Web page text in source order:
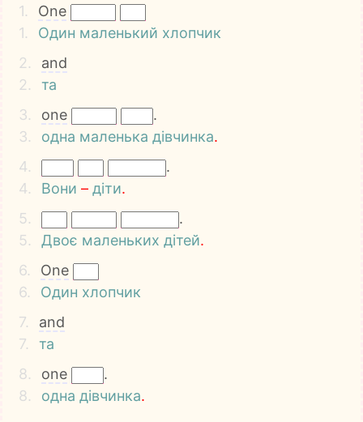
1.
One
1.
Один маленький хлопчик
2.
and
2.
та
3.
one
.
3.
одна маленька дівчинка.
4.
.
4.
Вони – діти.
5.
.
5.
Двоє маленьких дітей.
6.
One
6.
Один хлопчик
7.
and
7.
та
8.
one
.
8.
одна дівчинка.